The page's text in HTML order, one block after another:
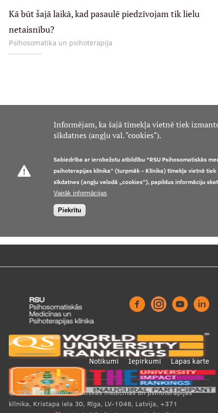
Kā būt šajā laikā, kad pasaulē piedzīvojam tik lielu
netaisnību?
Psihosomatika un psihoterapija
Footer
menu
Notikumi Iepirkumi Lapas karte
© 2026RSU Psihosomatiskās medicīnas un psihoterapijas
klīnika, Kristapa iela 30, Rīga, LV-1046, Latvija, +371
Informējam, ka šajā tīmekļa vietnē tiek
sīkdatnes (angļu val. "cookies").
Sabiedrība ar ierobežotu atbildību "RSU Psihosomatiskās
psihoterapijas klīnika” (turpmāk – Klīnika) tīmekļa vietnē tiek
sīkdatnes (angļu valodā „cookies”), papildus informāciju
Vairāk informācijas
Piekrītu